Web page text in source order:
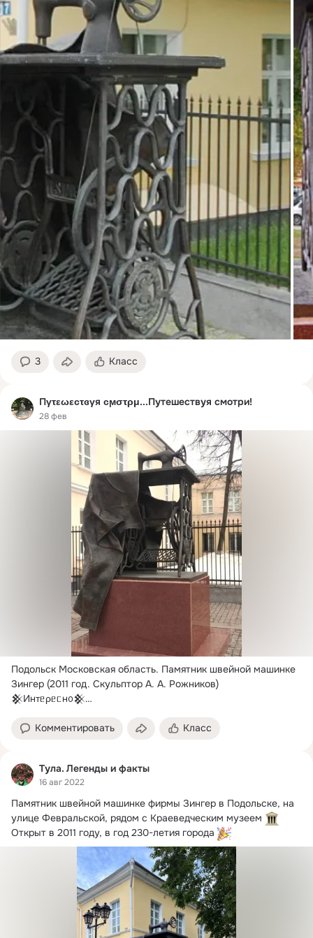
3 Класс
Пγτεωεϲτɞγя ϲϻστρμ...Путешествуя смотри!
28 фев
Подольск Московская область. Памятник швейной машинке
Зингер (2011 год. Скульптор А. А. Рожников)
𒆜Инᴛᥱρᥱᥴн᧐𒆜
"Зингер".Комментировать Класс
Тула. Легенды и факты
16 авг 2022
Памятник швейной машинке фирмы Зингер в Подольске, на
улице Февральской, рядом с Краеведческим музеем
Открыт в 2011 году, в год 230-летия города